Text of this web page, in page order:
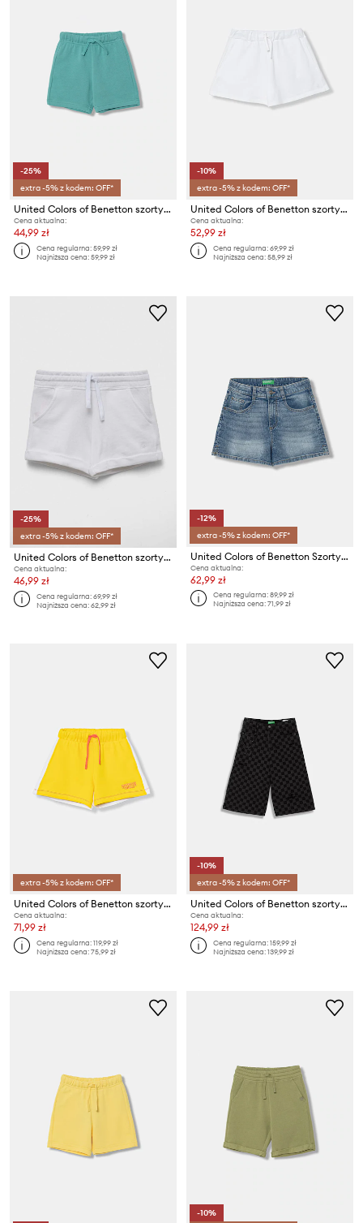
-25%
extra -5% z kodem: OFF*
United Colors of Benetton szorty dziecięce bawełniane
Cena aktualna:
44,99 zł
Cena regularna:59,99 zł
Najniższa cena:59,99 zł
-10%
extra -5% z kodem: OFF*
United Colors of Benetton szorty dresowe dziecięce bawełniane
Cena aktualna:
52,99 zł
Cena regularna:69,99 zł
Najniższa cena:58,99 zł
-25%
extra -5% z kodem: OFF*
United Colors of Benetton szorty bawełniane dziecięce
Cena aktualna:
46,99 zł
Cena regularna:69,99 zł
Najniższa cena:62,99 zł
-12%
extra -5% z kodem: OFF*
United Colors of Benetton Szorty dziecięce
Cena aktualna:
62,99 zł
Cena regularna:89,99 zł
Najniższa cena:71,99 zł
extra -5% z kodem: OFF*
United Colors of Benetton szorty dresowe dziecięce bawełniane
Cena aktualna:
71,99 zł
Cena regularna:119,99 zł
Najniższa cena:75,99 zł
-10%
extra -5% z kodem: OFF*
United Colors of Benetton szorty dziecięce jeansowe
Cena aktualna:
124,99 zł
Cena regularna:159,99 zł
Najniższa cena:139,99 zł
-10%